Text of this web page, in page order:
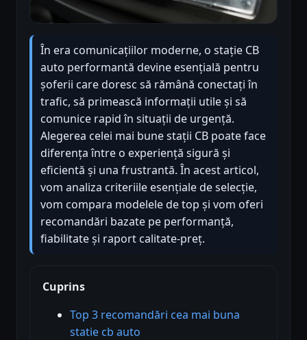
În era comunicațiilor moderne, o stație CB
auto performantă devine esențială pentru
șoferii care doresc să rămână conectați în
trafic, să primească informații utile și să
comunice rapid în situații de urgență.
Alegerea celei mai bune stații CB poate face
diferența între o experiență sigură și
eficientă și una frustrantă. În acest articol,
vom analiza criteriile esențiale de selecție,
vom compara modelele de top și vom oferi
recomandări bazate pe performanță,
fiabilitate și raport calitate-preț.
Cuprins
Top 3 recomandări cea mai buna
statie cb auto